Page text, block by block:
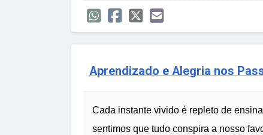
Aprendizado e Alegria nos
Cada instante vivido é repleto de
sentimos que tudo conspira a nosso